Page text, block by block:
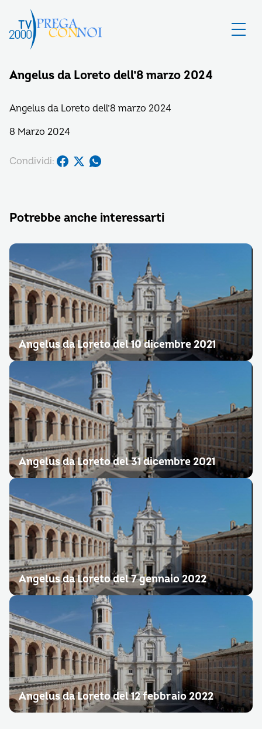
Angelus da Loreto dell’8 marzo 2024
Angelus da Loreto dell’8 marzo 2024
8 Marzo 2024
Condividi:
Potrebbe anche interessarti
Angelus da Loreto del 10 dicembre 2021
Angelus da Loreto del 31 dicembre 2021
Angelus da Loreto del 7 gennaio 2022
Angelus da Loreto del 12 febbraio 2022